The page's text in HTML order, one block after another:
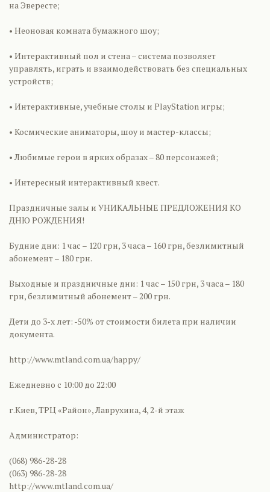
на Эвересте;
• Неоновая комната бумажного шоу;
• Интерактивный пол и стена – система позволяет
управлять, играть и взаимодействовать без специальных
устройств;
• Интерактивные, учебные столы и PlayStation игры;
• Космические аниматоры, шоу и мастер-классы;
• Любимые герои в ярких образах – 80 персонажей;
• Интересный интерактивный квест.
Праздничные залы и УНИКАЛЬНЫЕ ПРЕДЛОЖЕНИЯ КО
ДНЮ РОЖДЕНИЯ!
Будние дни: 1 час – 120 грн, 3 часа – 160 грн, безлимитный
абонемент – 180 грн.
Выходные и праздничные дни: 1 час – 150 грн, 3 часа – 180
грн, безлимитный абонемент – 200 грн.
Дети до 3-х лет: -50% от стоимости билета при наличии
документа.
http://www.mtland.com.ua/happy/
Ежедневно с 10:00 до 22:00
г.Киев, ТРЦ «Район», Лаврухина, 4, 2-й этаж
Администратор:
(068) 986-28-28
(063) 986-28-28
http://www.mtland.com.ua/